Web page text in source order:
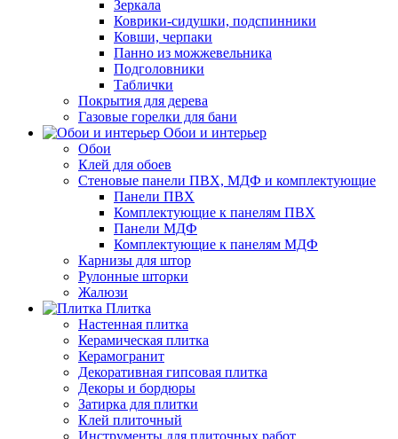
Зеркала
Коврики-сидушки, подспинники
Ковши, черпаки
Панно из можжевельника
Подголовники
Таблички
Покрытия для дерева
Газовые горелки для бани
Обои и интерьер
Обои
Клей для обоев
Стеновые панели ПВХ, МДФ и комплектующие
Панели ПВХ
Комплектующие к панелям ПВХ
Панели МДФ
Комплектующие к панелям МДФ
Карнизы для штор
Рулонные шторки
Жалюзи
Плитка
Настенная плитка
Керамическая плитка
Керамогранит
Декоративная гипсовая плитка
Декоры и бордюры
Затирка для плитки
Клей плиточный
Инструменты для плиточных работ